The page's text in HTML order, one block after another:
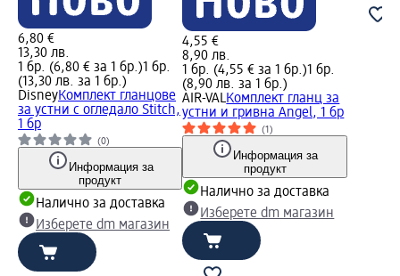
6,80 €
13,30 лв.
1 бр. (6,80 € за 1 бр.)1 бр.
(13,30 лв. за 1 бр.)
DisneyКомплект гланцове
за устни с огледало Stitch,
1 бр
(0)
Информация за
продукт
Налично за доставка
Изберете dm магазин
4,55 €
8,90 лв.
1 бр. (4,55 € за 1 бр.)1 бр.
(8,90 лв. за 1 бр.)
AIR-VALКомплект гланц за
устни и гривна Angel, 1 бр
(1)
Информация за
продукт
Налично за доставка
Изберете dm магазин